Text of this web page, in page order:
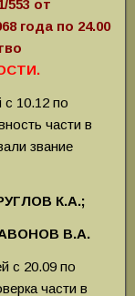
553 от
года по 24.00
10.12 по
части в
звание
К.А.;
В.А.
с 20.09 по
части в